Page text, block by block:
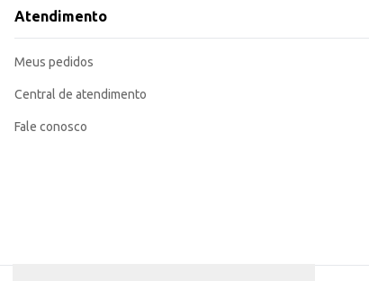
Em consultórios, para proporcionar melhor visualização durante os
Em residências, como item decorativo e funcional em quartos, salas
Atendimento
Meus pedidos
Central de atendimento
Fale conosco